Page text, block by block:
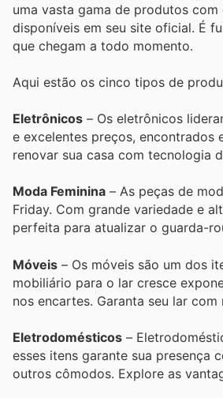
uma vasta gama de produtos
disponíveis em seu site oficial. É
que chegam a todo momento.
Aqui estão os cinco tipos de
Eletrônicos – Os eletrônicos
e excelentes preços, encontrados
renovar sua casa com tecnologia
Moda Feminina – As peças de
Friday. Com grande variedade e
perfeita para atualizar o guarda-
Móveis – Os móveis são um dos
mobiliário para o lar cresce
nos encartes. Garanta seu lar
Eletrodomésticos –
esses itens garante sua presença
outros cômodos. Explore as